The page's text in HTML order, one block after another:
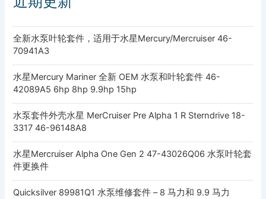
全新水泵叶轮套件，适用于水星Mercury/Mercruiser 46-
70941A3
水星Mercury Mariner 全新 OEM 水泵和叶轮套件 46-
42089A5 6hp 8hp 9.9hp 15hp
水泵套件外壳水星 MerCruiser Pre Alpha 1 R Sterndrive 18-
3317 46-96148A8
水星Mercruiser Alpha One Gen 2 47-43026Q06 水泵叶轮套
件更换件
Quicksilver 89981Q1 水泵维修套件 – 8 马力和 9.9 马力